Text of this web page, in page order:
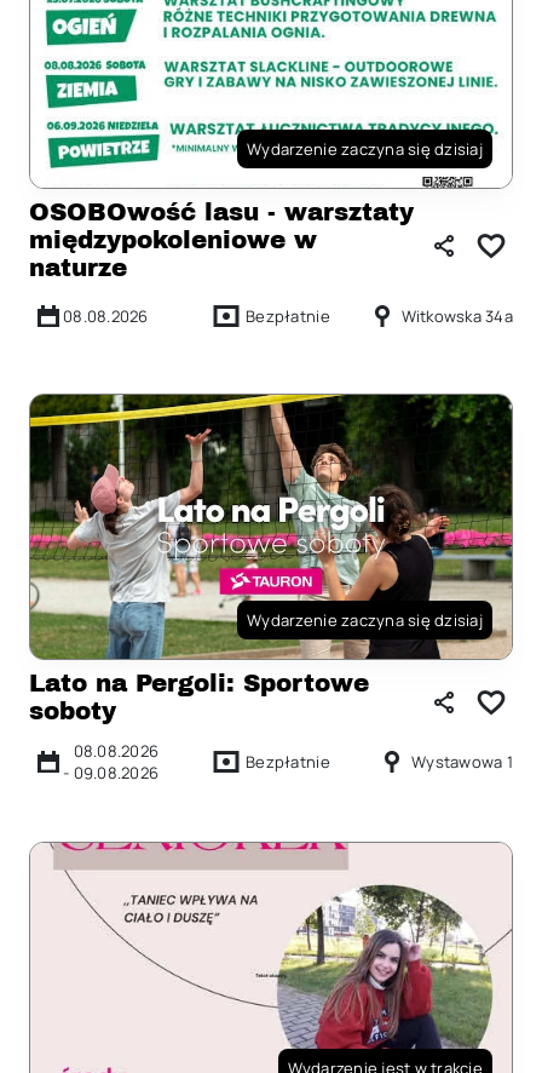
Wydarzenie zaczyna się dzisiaj
OSOBOwość lasu - warsztaty
międzypokoleniowe w
naturze
08.08.2026 Bezpłatnie Witkowska 34a
Wydarzenie zaczyna się dzisiaj
Lato na Pergoli: Sportowe
soboty
08.08.2026
- 09.08.2026 Bezpłatnie Wystawowa 1